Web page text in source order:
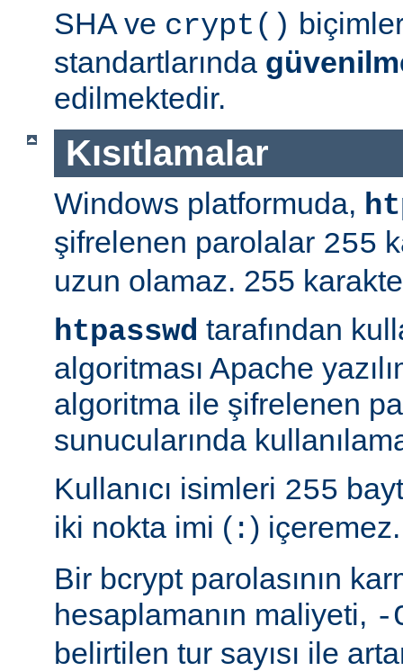
SHA ve crypt()
standartlarında
edilmektedir.
Kısıtlamalar
Windows platformuda,
şifrelenen parolalar 255
uzun olamaz. 255
htpasswd tarafından
algoritması Apache
algoritma ile şifrelenen
sunucularında
Kullanıcı isimleri 255
iki nokta imi ( :) içeremez.
Bir bcrypt parolasının
hesaplamanın maliyeti, -
belirtilen tur sayısı ile